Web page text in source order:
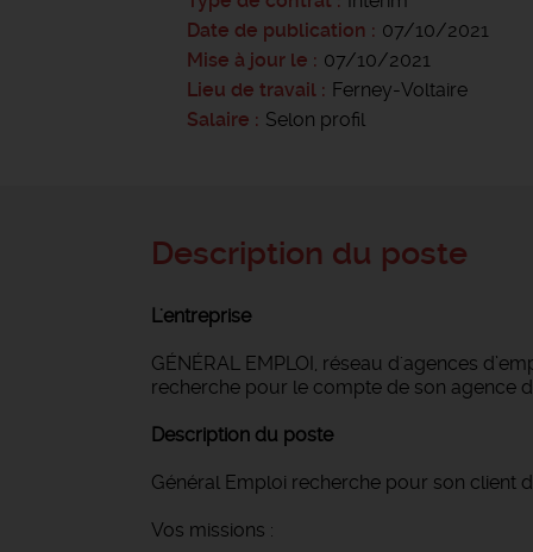
Date de publication
07/10/2021
Mise à jour le
07/10/2021
Lieu de travail
Ferney-Voltaire
Salaire
Selon profil
Description du poste
L'entreprise
GÉNÉRAL EMPLOI, réseau d'agences
recherche pour le compte de son agence
Description du poste
Général Emploi recherche pour son client
Vos missions :